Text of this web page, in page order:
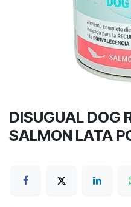
DISUGUAL DOG
SALMON LATA